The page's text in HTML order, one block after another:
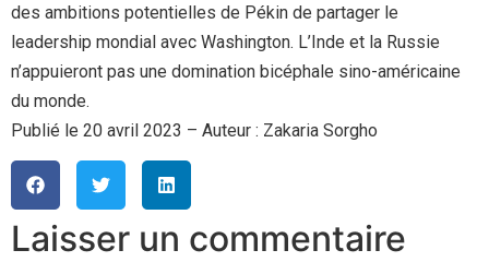
des ambitions potentielles de Pékin de partager le
leadership mondial avec Washington. L’Inde et la Russie
n’appuieront pas une domination bicéphale sino-américaine
du monde.
Publié le 20 avril 2023 – Auteur : Zakaria Sorgho
Laisser un commentaire